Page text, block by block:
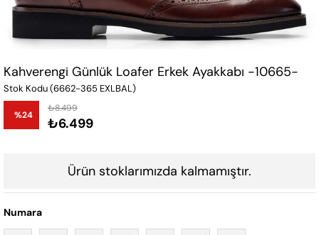
Kahverengi Günlük Loafer Erkek Ayakkabı -10665-
Stok Kodu(6662-365 EXLBAL)
%24
İndirim
₺8.499
₺6.499
Ürün stoklarımızda kalmamıştır.
Numara